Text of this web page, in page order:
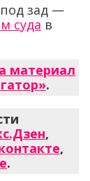
зад —
суда в
материал
.
,
,
.